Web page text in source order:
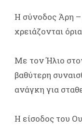
Η σύνοδος Άρη
χρειάζονται
Με τον Ήλιο
βαθύτερη
ανάγκη για
Η είσοδος του